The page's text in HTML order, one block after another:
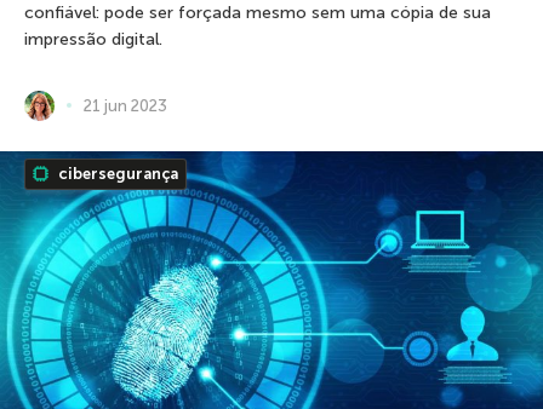
confiável: pode ser forçada mesmo sem uma cópia de sua
impressão digital.
21 jun 2023
cibersegurança